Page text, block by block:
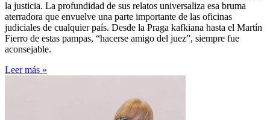
la justicia. La profundidad de sus relatos universaliza esa bruma
aterradora que envuelve una parte importante de las oficinas
judiciales de cualquier país. Desde la Praga kafkiana hasta el Martín
Fierro de estas pampas, “hacerse amigo del juez”, siempre fue
aconsejable.
Leer más »